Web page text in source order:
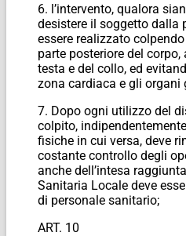
6. l’intervento, qualora
desistere il soggetto dalla
essere realizzato
parte posteriore del corpo,
testa e del collo, ed
zona cardiaca e gli organi
7. Dopo ogni utilizzo del
colpito,
fisiche in cui versa, deve
costante controllo degli
anche dell’intesa
Sanitaria Locale deve
di personale sanitario;
ART. 10